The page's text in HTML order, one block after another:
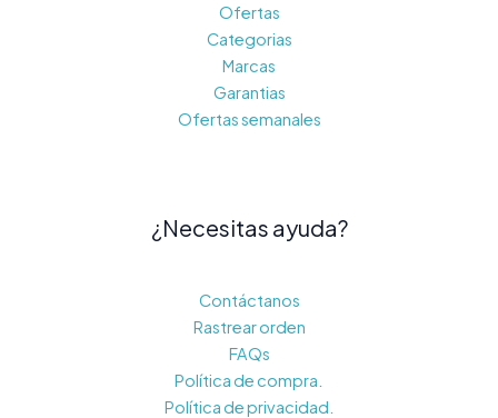
Ofertas
Categorias
Marcas
Garantias
Ofertas semanales
¿Necesitas ayuda?
Contáctanos
Rastrear orden
FAQs
Política de compra.
Política de privacidad.